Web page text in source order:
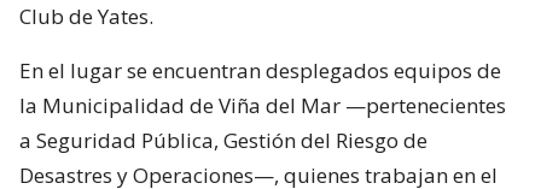
Club de Yates.
En el lugar se encuentran desplegados equipos de
la Municipalidad de Viña del Mar —pertenecientes
a Seguridad Pública, Gestión del Riesgo de
Desastres y Operaciones—, quienes trabajan en el